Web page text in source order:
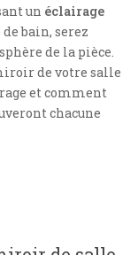
un éclairage
bain, serez
de la pièce.
de votre salle
et comment
chacune